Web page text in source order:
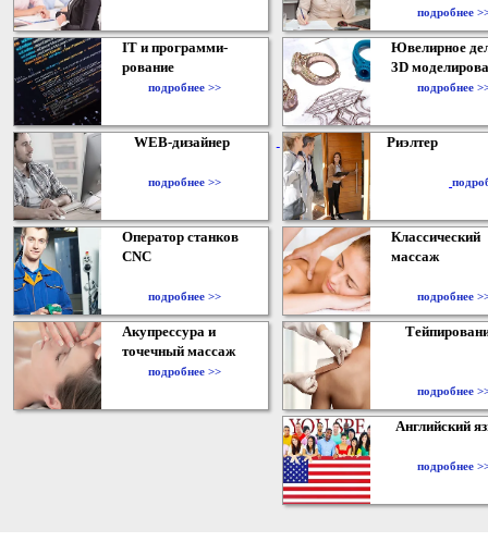
подробнее
IT и программи-
рование
подробнее >>
Ювелирное
3D
подробнее
WEB-дизайнер
подробнее >>
Риэлтер
Оператор станков
CNC
подробнее >>
Классический
массаж
подробнее
Акупрессура и
точечный массаж
подробнее >>
подробнее
Английский
подробнее